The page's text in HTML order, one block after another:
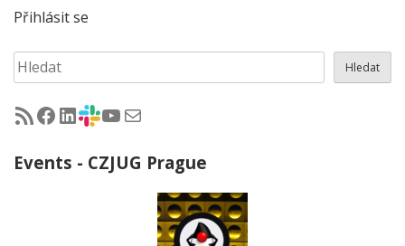
Přihlásit se
Hledat Hledat
RSS - články na jug.cz
Facebook skupina Czech Java User Group
LinkedIn skupina Czech Java User Group
CZJUG Slack fórum
CZJUG YouTube kanálCZJUG email
Events - CZJUG Prague